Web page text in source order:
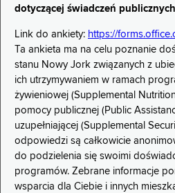
dotyczącej świadczeń
Link do ankiety: https://
Ta ankieta ma na celu poznanie
stanu Nowy Jork związanych z
ich utrzymywaniem w ramach
żywieniowej (Supplemental
pomocy publicznej (Public
uzupełniającej (Supplemental
odpowiedzi są całkowicie
do podzielenia się swoimi
programów. Zebrane informacje
wsparcia dla Ciebie i innych